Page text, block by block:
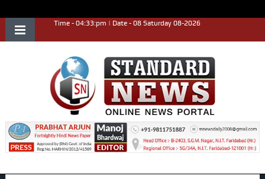
Time - 04:33:pm | Date - 08 Saturday 08-2026